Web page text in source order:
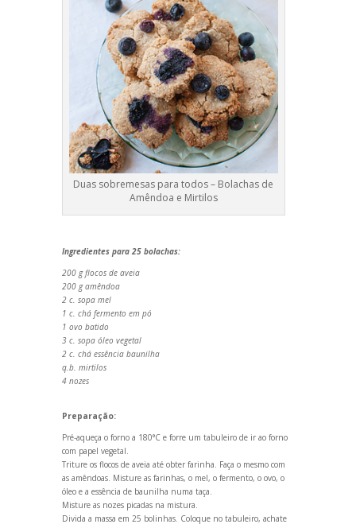
Duas sobremesas para todos – Bolachas de
Amêndoa e Mirtilos
Ingredientes para 25 bolachas:
200 g flocos de aveia
200 g amêndoa
2 c. sopa mel
1 c. chá fermento em pó
1 ovo batido
3 c. sopa óleo vegetal
2 c. chá essência baunilha
q.b. mirtilos
4 nozes
Preparação:
Pré-aqueça o forno a 180°C e forre um tabuleiro de ir ao forno
com papel vegetal.
Triture os flocos de aveia até obter farinha. Faça o mesmo com
as amêndoas. Misture as farinhas, o mel, o fermento, o ovo, o
óleo e a essência de baunilha numa taça.
Misture as nozes picadas na mistura.
Divida a massa em 25 bolinhas. Coloque no tabuleiro, achate